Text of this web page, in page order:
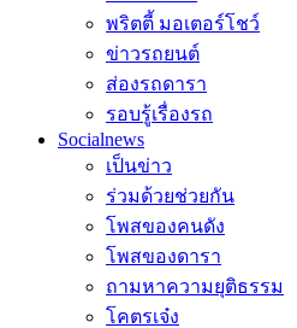
พริตตี้ มอเตอร์โชว์
ข่าวรถยนต์
ส่องรถดารา
รอบรู้เรื่องรถ
Socialnews
เป็นข่าว
ร่วมด้วยช่วยกัน
โพสของคนดัง
โพสของดารา
ถามหาความยุติธรรม
โคตรเจ๋ง